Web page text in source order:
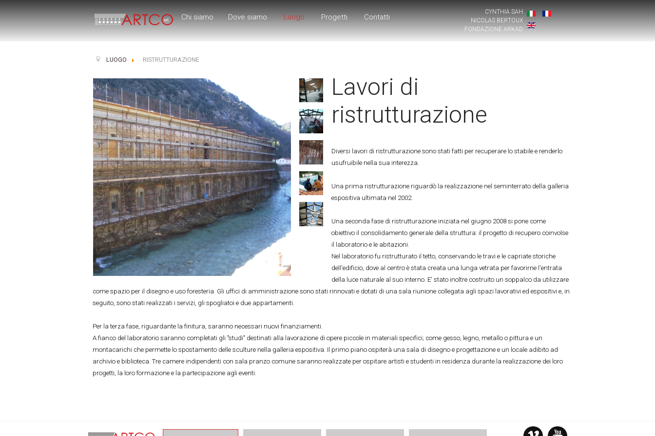
Chi siamo Dove siamo Luogo Progetti Contatti
CYNTHIA SAH
NICOLAS BERTOUX
FONDAZIONE ARKAD
LUOGO RISTRUTTURAZIONE
Lavori di
ristrutturazione
Diversi lavori di ristrutturazione sono stati fatti per recuperare lo stabile e renderlo
usufruibile nella sua interezza.
Una prima ristrutturazione riguardò la realizzazione nel seminterrato della galleria
espositiva ultimata nel 2002.
Una seconda fase di ristrutturazione iniziata nel giugno 2008 si pone come
obiettivo il consolidamento generale della struttura: il progetto di recupero coinvolse
il laboratorio e le abitazioni.
Nel laboratorio fu ristrutturato il tetto, conservando le travi e le capriate storiche
dell'edificio, dove al centro è stata creata una lunga vetrata per favorirne l'entrata
della luce naturale al suo interno. E' stato inoltre costruito un soppalco da utilizzare
come spazio per il disegno e uso foresteria. Gli uffici di amministrazione sono stati rinnovati e dotati di una sala riunione collegata agli spazi lavorativi ed espositivi e, in
seguito, sono stati realizzati i servizi, gli spogliatoi e due appartamenti.
Per la terza fase, riguardante la finitura, saranno necessari nuovi finanziamenti.
A fianco del laboratorio saranno completati gli "studi" destinati alla lavorazione di opere piccole in materiali specifici; come gesso, legno, metallo o pittura e un
montacarichi che permette lo spostamento delle sculture nella galleria espositiva. Il primo piano ospiterà una sala di disegno e progettazione e un locale adibito ad
archivio e biblioteca. Tre camere indipendenti con sala pranzo comune saranno realizzate per ospitare artisti e studenti in residenza durante la realizzazione dei loro
progetti, la loro formazione e la partecipazione agli eventi.